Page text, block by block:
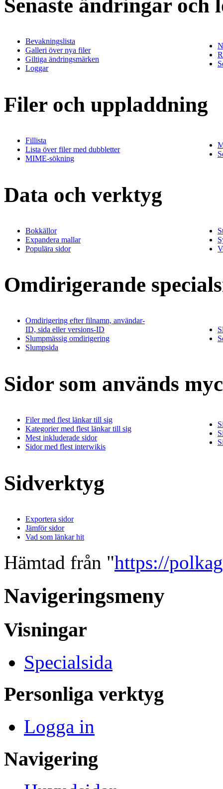
Senaste ändringar och
Bevakningslista
Galleri över nya filer
Giltiga ändringsmärken
Loggar
Filer och uppladdning
Fillista
Lista över filer med dubbletter
MIME-sökning
Data och verktyg
Bokkällor
Expandera mallar
Populära sidor
Omdirigerande
Omdirigering efter filnamn, användar-
ID, sida eller versions-ID
Slumpmässig omdirigering
Slumpsida
Sidor som används
Filer med flest länkar till sig
Kategorier med flest länkar till sig
Mest inkluderade sidor
Sidor med flest interwikis
Sidverktyg
Exportera sidor
Jämför sidor
Vad som länkar hit
Hämtad från "https://
Navigeringsmeny
Visningar
Specialsida
Personliga verktyg
Logga in
Navigering